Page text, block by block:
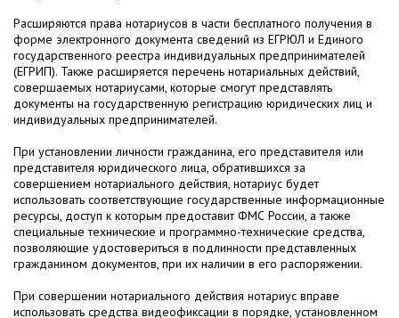
Расширяются права нотариусов в части бесплатного получения в
форме электронного документа сведений из ЕГРЮЛ и Единого
государственного реестра индивидуальных предпринимателей
(ЕГРИП). Также расширяется перечень нотариальных действий,
совершаемых нотариусами, которые смогут представлять
документы на государственную регистрацию юридических лиц и
индивидуальных предпринимателей.
При установлении личности гражданина, его представителя или
представителя юридического лица, обратившихся за
совершением нотариального действия, нотариус будет
использовать соответствующие государственные информационные
ресурсы, доступ к которым предоставит ФМС России, а также
специальные технические и программно-технические средства,
позволяющие удостовериться в подлинности представленных
гражданином документов, при их наличии в его распоряжении.
При совершении нотариального действия нотариус вправе
использовать средства видеофиксации в порядке, установленном